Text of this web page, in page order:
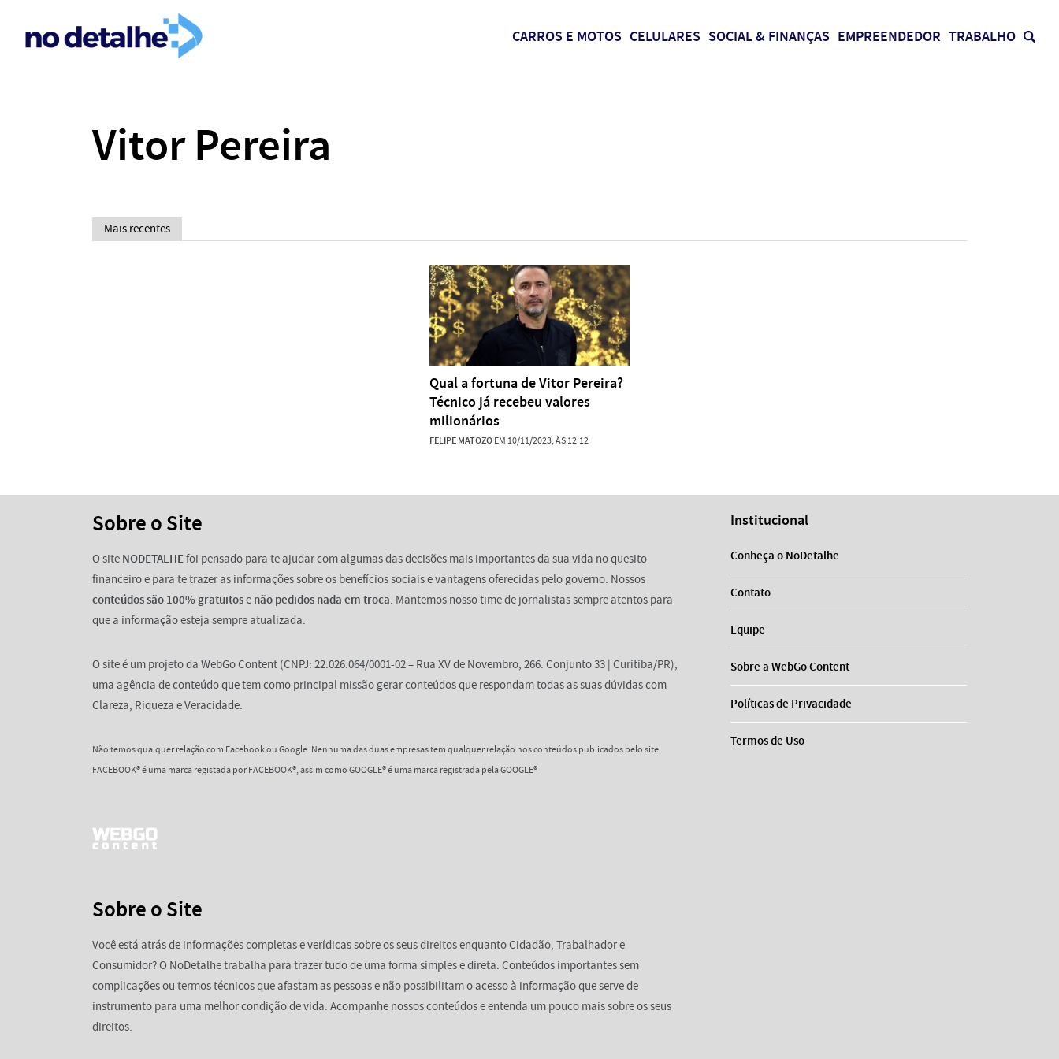
CARROS E MOTOS CELULARES SOCIAL & FINANÇAS EMPREENDEDOR TRABALHO
Vitor Pereira
Mais recentes
Qual a fortuna de Vitor Pereira?
Técnico já recebeu valores
milionários
FELIPE MATOZOEM 10/11/2023, ÀS 12:12
Sobre o Site
O site NODETALHEfoi pensado para te ajudar com algumas das decisões mais importantes da sua vida no quesito
financeiro e para te trazer as informações sobre os benefícios sociais e vantagens oferecidas pelo governo. Nossos
conteúdos são 100% gratuitose não pedidos nada em troca. Mantemos nosso time de jornalistas sempre atentos para
que a informação esteja sempre atualizada.
O site é um projeto da WebGo Content (CNPJ: 22.026.064/0001-02 – Rua XV de Novembro, 266. Conjunto 33 | Curitiba/PR),
uma agência de conteúdo que tem como principal missão gerar conteúdos que respondam todas as suas dúvidas com
Clareza, Riqueza e Veracidade.
Não temos qualquer relação com Facebook ou Google. Nenhuma das duas empresas tem qualquer relação nos conteúdos publicados pelo site.
FACEBOOK® é uma marca registada por FACEBOOK®, assim como GOOGLE® é uma marca registrada pela GOOGLE®
Sobre o Site
Você está atrás de informações completas e verídicas sobre os seus direitos enquanto Cidadão, Trabalhador e
Consumidor? O NoDetalhe trabalha para trazer tudo de uma forma simples e direta. Conteúdos importantes sem
complicações ou termos técnicos que afastam as pessoas e não possibilitam o acesso à informação que serve de
instrumento para uma melhor condição de vida. Acompanhe nossos conteúdos e entenda um pouco mais sobre os seus
direitos.
Institucional
Conheça o NoDetalhe
Contato
Equipe
Sobre a WebGo Content
Políticas de Privacidade
Termos de Uso